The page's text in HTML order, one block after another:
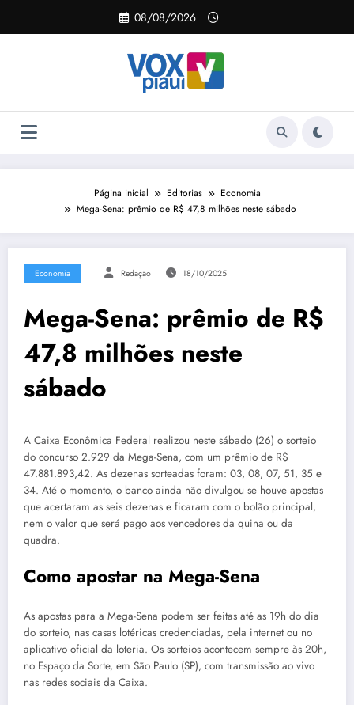
o
08/08/2026
Página inicial Editorias
Economia
Mega-Sena: prêmio de R$ 47,8 milhões neste sábado
Economia Redação 18/10/2025
Mega-Sena: prêmio de R$
47,8 milhões neste
sábado
A Caixa Econômica Federal realizou neste sábado (26) o sorteio
do concurso 2.929 da Mega-Sena, com um prêmio de R$
47.881.893,42. As dezenas sorteadas foram: 03, 08, 07, 51, 35 e
34. Até o momento, o banco ainda não divulgou se houve apostas
que acertaram as seis dezenas e ficaram com o bolão principal,
nem o valor que será pago aos vencedores da quina ou da
quadra.
Como apostar na Mega-Sena
As apostas para a Mega-Sena podem ser feitas até as 19h do dia
do sorteio, nas casas lotéricas credenciadas, pela internet ou no
aplicativo oficial da loteria. Os sorteios acontecem sempre às 20h,
no Espaço da Sorte, em São Paulo (SP), com transmissão ao vivo
nas redes sociais da Caixa.